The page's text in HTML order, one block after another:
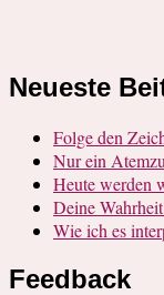
Neueste
Folge den
Nur ein
Heute werden
Deine
Wie ich es
Feedback